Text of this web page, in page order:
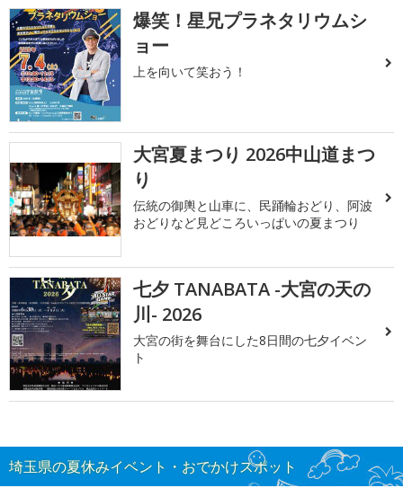
爆笑！星兄プラネタリウムシ
ョー
上を向いて笑おう！
大宮夏まつり 2026中山道まつ
り
伝統の御輿と山車に、民踊輪おどり、阿波
おどりなど見どころいっぱいの夏まつり
七夕 TANABATA -大宮の天の
川- 2026
大宮の街を舞台にした8日間の七夕イベン
ト
埼玉県の夏休みイベント・おでかけスポット